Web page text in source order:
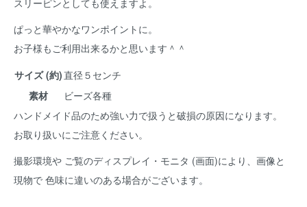
スリーピンとしても使えますよ。
ぱっと華やかなワンポイントに。
お子様もご利用出来るかと思います＾＾
サイズ (約)直径５センチ
素材
ビーズ各種
ハンドメイド品のため強い力で扱うと破損の原因になります。
お取り扱いにご注意ください。
撮影環境や ご覧のディスプレイ・モニタ (画面)により、画像と
現物で 色味に違いのある場合がございます。